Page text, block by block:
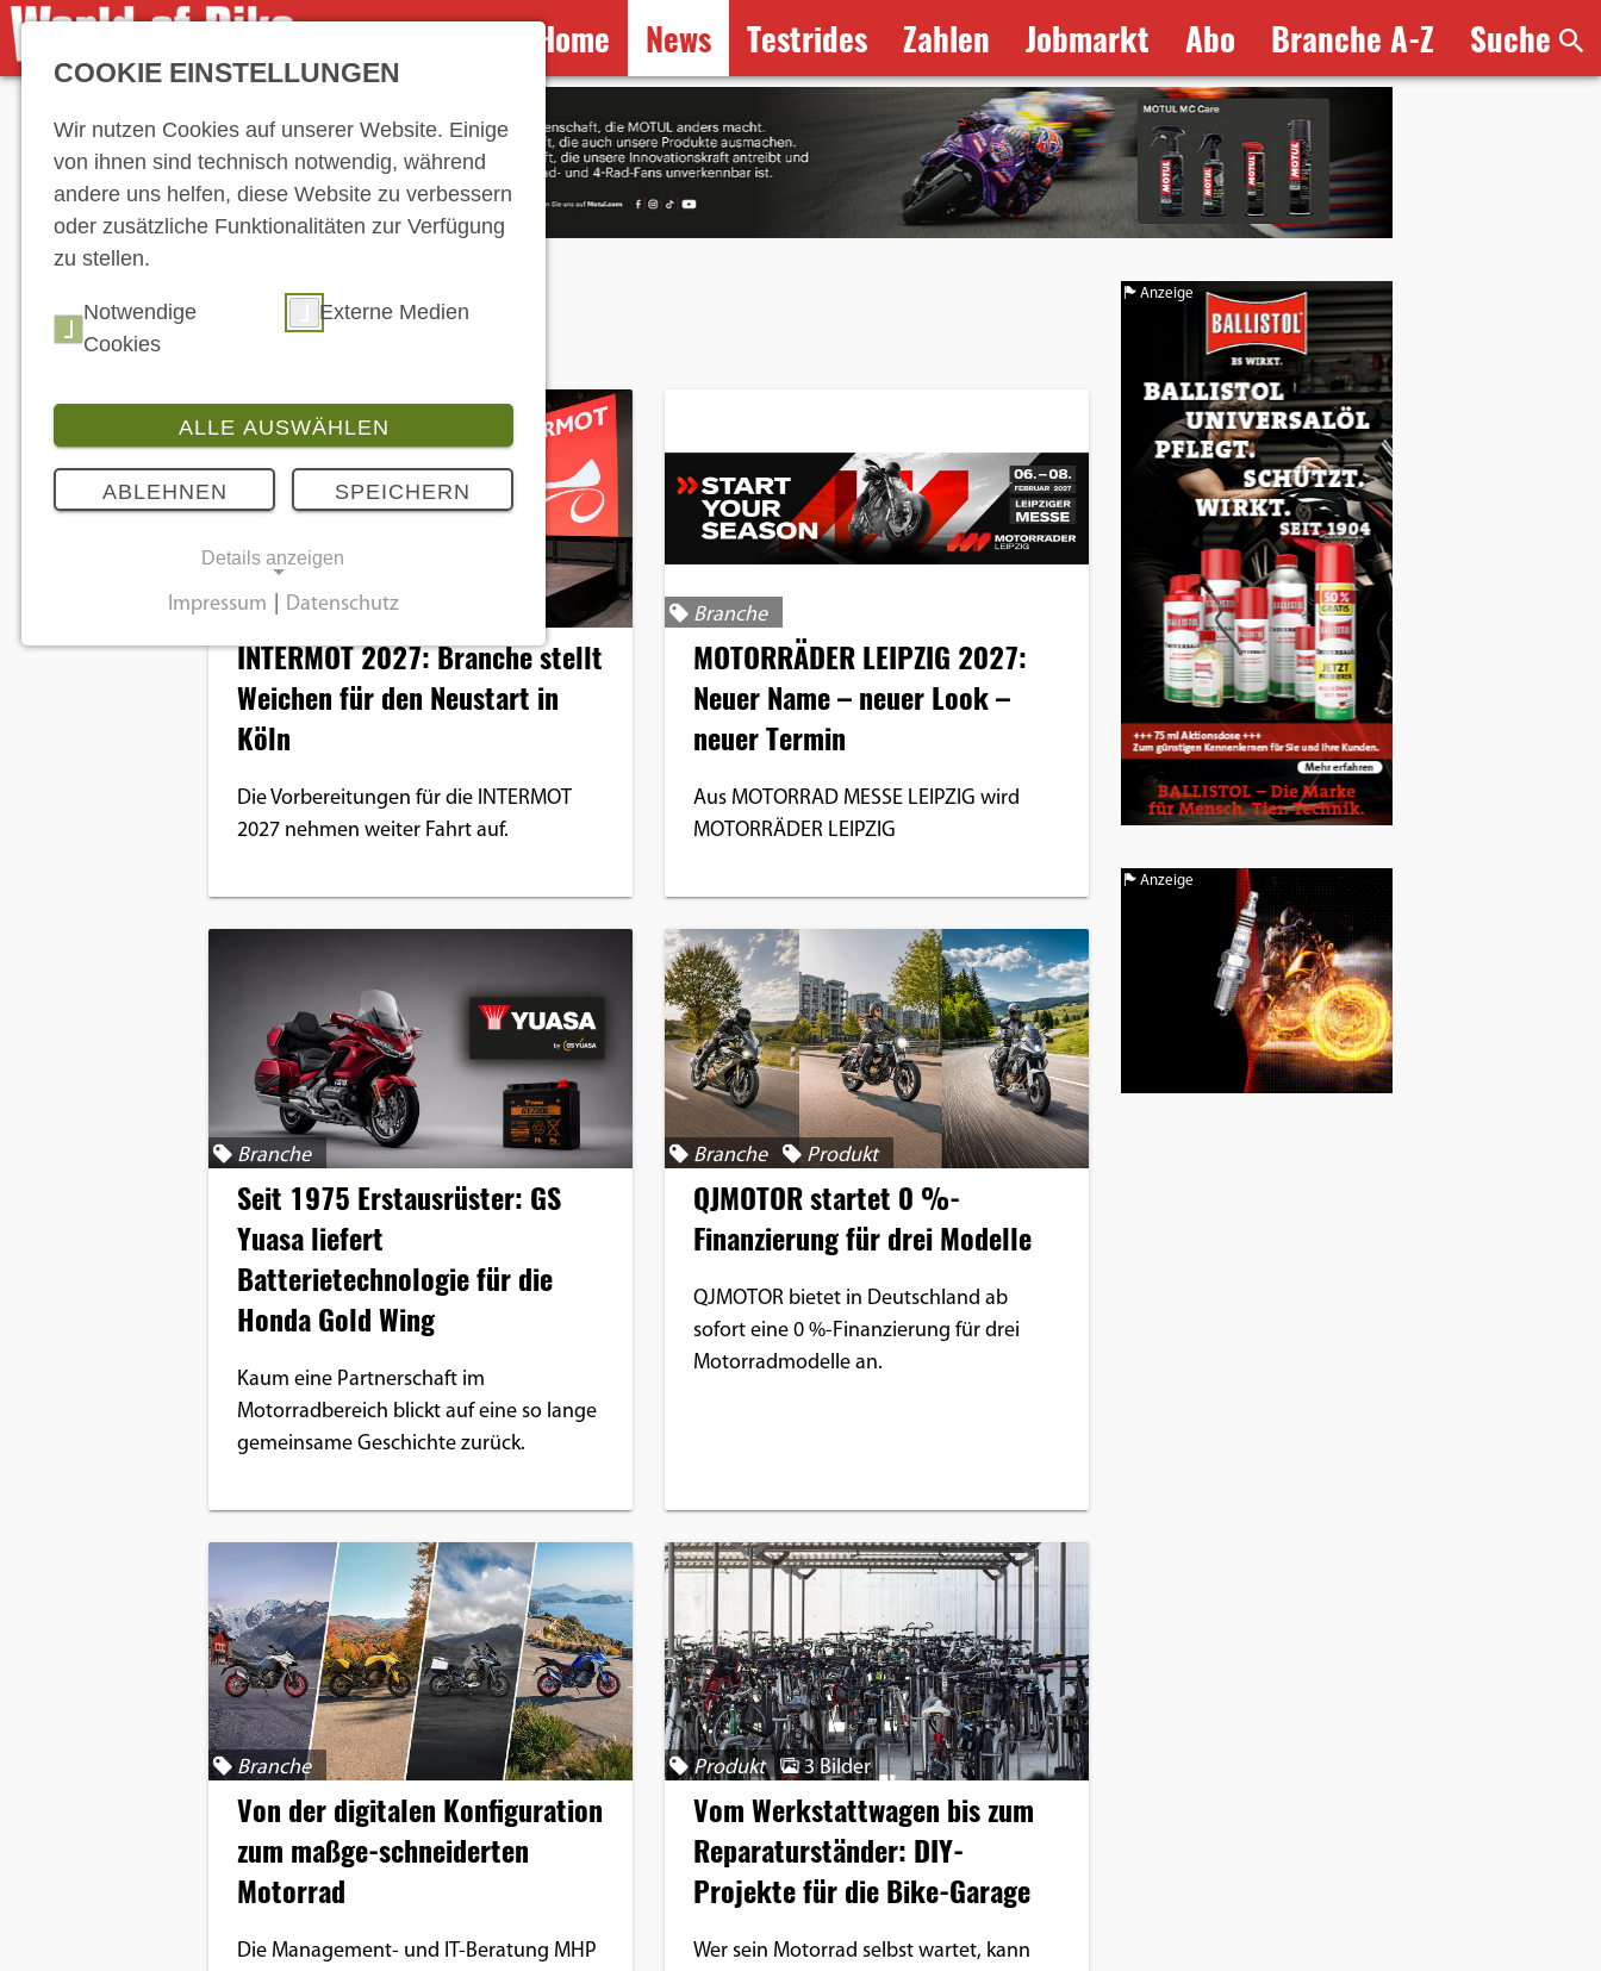
Home News Testrides Zahlen Jobmarkt Abo Branche A-Z Suche
News
Branche
INTERMOT 2027: Branche stellt
Weichen für den Neustart in
Köln
Die Vorbereitungen für die INTERMOT
2027 nehmen weiter Fahrt auf.
Branche
MOTORRÄDER LEIPZIG 2027:
Neuer Name – neuer Look –
neuer Termin
Aus MOTORRAD MESSE LEIPZIG wird
MOTORRÄDER LEIPZIG
Branche
Seit 1975 Erstausrüster: GS
Yuasa liefert
Batterietechnologie für die
Honda Gold Wing
Kaum eine Partnerschaft im
Motorradbereich blickt auf eine so lange
gemeinsame Geschichte zurück.
Branche Produkt
QJMOTOR startet 0 %-
Finanzierung für drei Modelle
QJMOTOR bietet in Deutschland ab
sofort eine 0 %-Finanzierung für drei
Motorradmodelle an.
Branche
Von der digitalen Konfiguration
zum maßge-schneiderten
Motorrad
Die Management- und IT-Beratung MHP
Produkt 3 Bilder
Vom Werkstattwagen bis zum
Reparaturständer: DIY-
Projekte für die Bike-Garage
Wer sein Motorrad selbst wartet, kann
Anzeige
Anzeige
COOKIE EINSTELLUNGEN
Wir nutzen Cookies auf unserer Website. Einige
von ihnen sind technisch notwendig, während
andere uns helfen, diese Website zu verbessern
oder zusätzliche Funktionalitäten zur Verfügung
zu stellen.
Notwendige
Cookies
Externe Medien
ALLE AUSWÄHLEN
ABLEHNEN SPEICHERN
Details anzeigen
Notwendige Cookies ermöglichen
grundlegende Funktionen und sind für die
einwandfreie Funktion der Website
Einverständnis-Cookie
Einverständnis-Optionen des
EXTERNE MEDIEN
Um Inhalte von Videoplattformen und
können, werden von diesen externen
Medien Cookies gesetzt.
Google Maps
Impressum Datenschutz